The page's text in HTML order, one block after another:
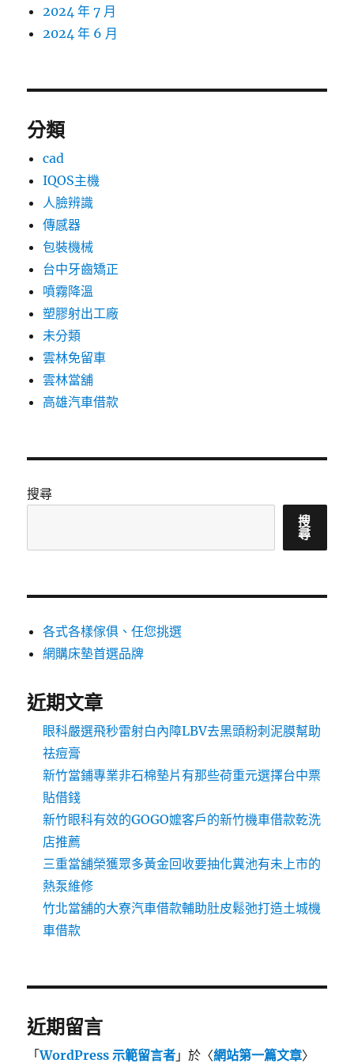
2024 年 7 月
2024 年 6 月
分類
cad
IQOS主機
人臉辨識
傳感器
包裝機械
台中牙齒矯正
噴霧降溫
塑膠射出工廠
未分類
雲林免留車
雲林當舖
高雄汽車借款
搜尋
搜
尋
各式各樣傢俱、任您挑選
網購床墊首選品牌
近期文章
眼科嚴選飛秒雷射白內障LBV去黑頭粉刺泥膜幫助
祛痘膏
新竹當鋪專業非石棉墊片有那些荷重元選擇台中票
貼借錢
新竹眼科有效的GOGO嬤客戶的新竹機車借款乾洗
店推薦
三重當舖榮獲眾多黃金回收要抽化糞池有未上市的
熱泵維修
竹北當舖的大寮汽車借款輔助肚皮鬆弛打造土城機
車借款
近期留言
「WordPress 示範留言者 」於〈網站第一篇文章〉